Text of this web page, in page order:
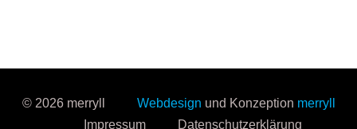
© 2026 merryll Webdesign und Konzeption merryll
Impressum
Datenschutzerklärung